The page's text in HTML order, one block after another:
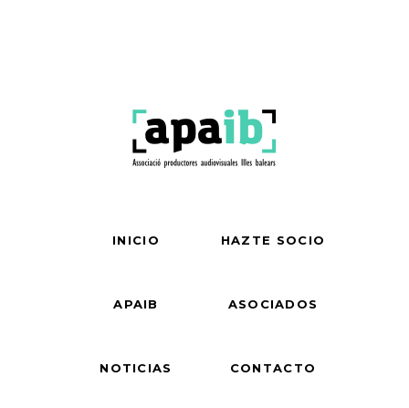
INICIO HAZTE SOCIO
APAIB ASOCIADOS
NOTICIAS CONTACTO